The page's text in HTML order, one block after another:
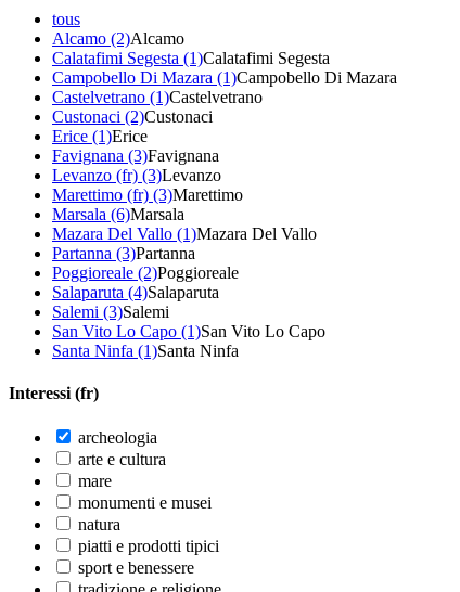
tous
Alcamo (2)Alcamo
Calatafimi Segesta (1)Calatafimi Segesta
Campobello Di Mazara (1)Campobello Di Mazara
Castelvetrano (1)Castelvetrano
Custonaci (2)Custonaci
Erice (1)Erice
Favignana (3)Favignana
Levanzo (fr) (3)Levanzo
Marettimo (fr) (3)Marettimo
Marsala (6)Marsala
Mazara Del Vallo (1)Mazara Del Vallo
Partanna (3)Partanna
Poggioreale (2)Poggioreale
Salaparuta (4)Salaparuta
Salemi (3)Salemi
San Vito Lo Capo (1)San Vito Lo Capo
Santa Ninfa (1)Santa Ninfa
Interessi (fr)
archeologia
arte e cultura
mare
monumenti e musei
natura
piatti e prodotti tipici
sport e benessere